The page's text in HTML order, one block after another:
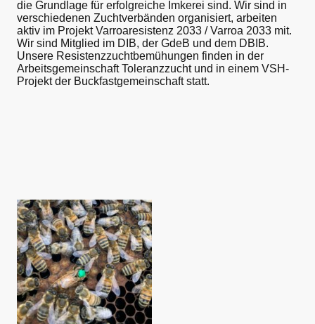
die Grundlage für erfolgreiche Imkerei sind. Wir sind in
verschiedenen Zuchtverbänden organisiert, arbeiten
aktiv im Projekt Varroaresistenz 2033 / Varroa 2033 mit.
Wir sind Mitglied im DIB, der GdeB und dem DBIB.
Unsere Resistenzzuchtbemühungen finden in der
Arbeitsgemeinschaft Toleranzzucht und in einem VSH-
Projekt der Buckfastgemeinschaft statt.